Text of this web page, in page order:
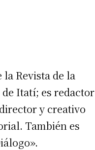
Revista de la
Itatí; es redactor
y creativo
También es